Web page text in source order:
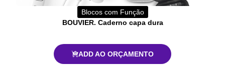
Blocos com Função
BOUVIER. Caderno capa dura
ADD AO ORÇAMENTO